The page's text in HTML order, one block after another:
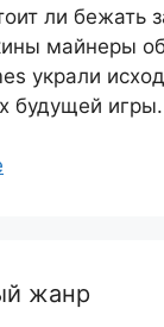
ли бежать
майнеры
украли
будущей игры.
жанр